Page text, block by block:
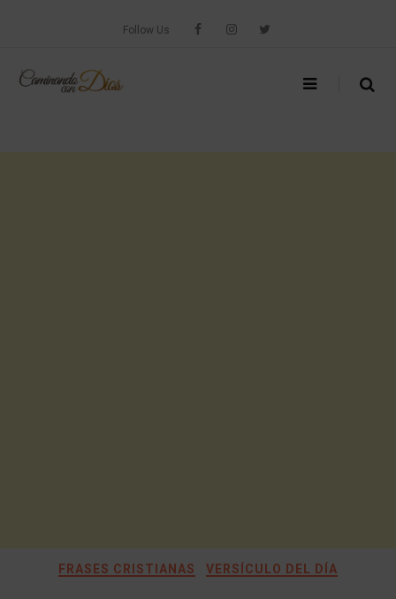
Follow Us
FRASES CRISTIANAS VERSÍCULO DEL DÍA